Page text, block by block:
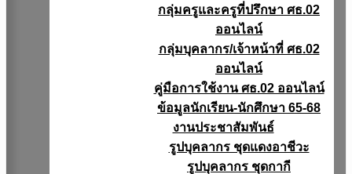
กลุ่มครูและครูที่ปรึกษา ศธ.02
ออนไลน์
กลุ่มบุคลากร/เจ้าหน้าที่ ศธ.02
ออนไลน์
คู่มือการใช้งาน ศธ.02 ออนไลน์
ข้อมูลนักเรียน-นักศึกษา 65-68
งานประชาสัมพันธ์
รูปบุคลากร ชุดแดงอาชีวะ
รูปบุคลากร ชุดกากี